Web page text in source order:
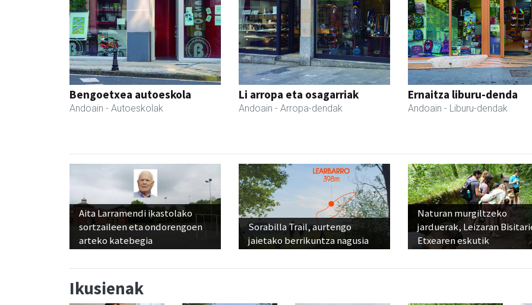
Bengoetxea autoeskola
Andoain - Autoeskolak
Li arropa eta osagarriak
Andoain - Arropa-dendak
Ernaitza liburu-denda
Andoain - Liburu-dendak
Aita Larramendi ikastolako
sortzaileen eta ondorengoen
arteko katebegia
Sorabilla Trail, aurtengo
jaietako berrikuntza nagusia
Naturan murgiltzeko
jarduerak, Leizaran
Etxearen eskutik
Ikusienak